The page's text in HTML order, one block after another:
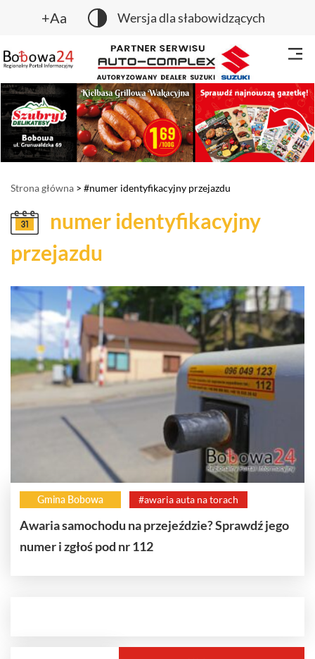
+Aa Wersja dla słabowidzących
Strona główna > #numer identyfikacyjny przejazdu
numer identyfikacyjny
przejazdu
Gmina Bobowa #awaria auta na torach
Awaria samochodu na przejeździe? Sprawdź jego
numer i zgłoś pod nr 112